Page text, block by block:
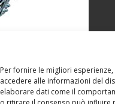
Per fornire le migliori
accedere alle informazioni del
elaborare dati come il